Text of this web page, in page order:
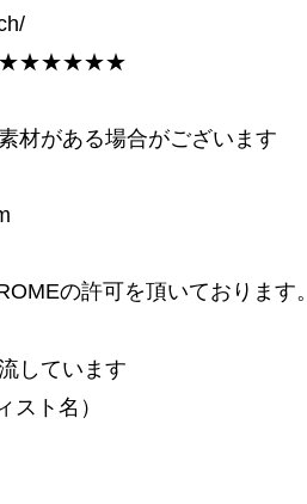
材がある場合がございます
の許可を頂いております。
しています
スト名）